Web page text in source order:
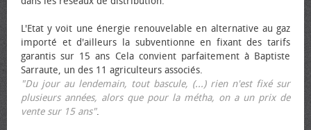
L'Etat y voit une énergie renouvelable en alternative au gaz
importé et d'ailleurs la subventionne en fixant des tarifs
garantis sur 15 ans Cela convient parfaitement à Baptiste
Sarraute, un des 11 agriculteurs associés.
"Du jour au lendemain, tout bascule, (...) rien n'est fixé sur
plusieurs années, alors que pour la métha, on a un prix de
vente sur 15 ans".